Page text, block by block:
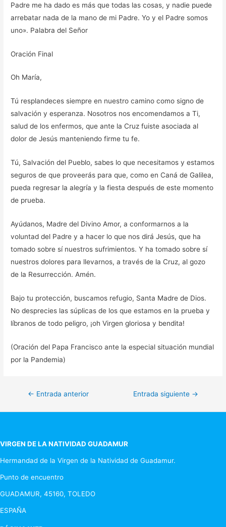
Padre me ha dado es más que todas las cosas, y nadie puede
arrebatar nada de la mano de mi Padre. Yo y el Padre somos
uno». Palabra del Señor
Oración Final
Oh María,
Tú resplandeces siempre en nuestro camino como signo de
salvación y esperanza. Nosotros nos encomendamos a Ti,
salud de los enfermos, que ante la Cruz fuiste asociada al
dolor de Jesús manteniendo firme tu fe.
Tú, Salvación del Pueblo, sabes lo que necesitamos y estamos
seguros de que proveerás para que, como en Caná de Galilea,
pueda regresar la alegría y la fiesta después de este momento
de prueba.
Ayúdanos, Madre del Divino Amor, a conformarnos a la
voluntad del Padre y a hacer lo que nos dirá Jesús, que ha
tomado sobre sí nuestros sufrimientos. Y ha tomado sobre sí
nuestros dolores para llevarnos, a través de la Cruz, al gozo
de la Resurrección. Amén.
Bajo tu protección, buscamos refugio, Santa Madre de Dios.
No desprecies las súplicas de los que estamos en la prueba y
líbranos de todo peligro, ¡oh Virgen gloriosa y bendita!
(Oración del Papa Francisco ante la especial situación mundial
por la Pandemia)
Navegación
de
← Entrada anterior Entrada siguiente →
VIRGEN DE LA NATIVIDAD GUADAMUR
Hermandad de la Virgen de la Natividad de Guadamur.
Punto de encuentro
GUADAMUR, 45160, TOLEDO
ESPAÑA